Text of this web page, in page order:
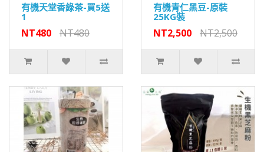
有機天堂香綠茶-買5送
1
NT480 NT480
有機青仁黑豆-原裝
25KG裝
NT2,500 NT2,500